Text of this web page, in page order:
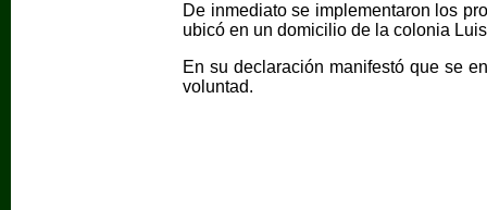
De inmediato se implementaron los
ubicó en un domicilio de la colonia
En su declaración manifestó que se
voluntad.